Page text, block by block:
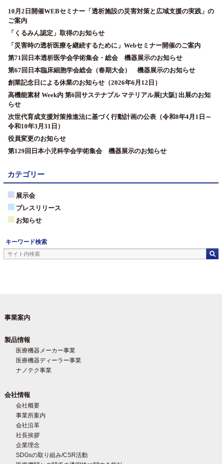
10月2日開催WEBセミナー「透析施設の災害対策と広域支援の実践」の
ご案内
「くるみん認定」取得のお知らせ
「災害時の透析医療を継続するために」Webセミナー開催のご案内
第71回日本透析医学会学術集会・総会 機器展示のお知らせ
第67回日本臨床細胞学会総会（春期大会） 機器展示のお知らせ
創業記念日による休業のお知らせ（2026年6月12日）
高機能素材 Week内 第6回サステナブル マテリアル展[大阪] 出展のお知
らせ
次世代育成支援対策推進法に基づく行動計画の公表（令和8年4月1日～
令和10年3月31日）
役員変更のお知らせ
第129回日本小児科学会学術集会 機器展示のお知らせ
カテゴリー
お知らせ
プレスリリース
展示会
キーワード検索
事業案内
製品情報
医療機器メーカー事業
医療機器ディーラー事業
ナノテク事業
会社情報
会社概要
事業所案内
会社沿革
社長挨拶
企業理念
SDGsの取り組み/CSR活動